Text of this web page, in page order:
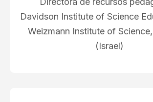
Davidson Institute of Science
Weizmann Institute of
(Israel)